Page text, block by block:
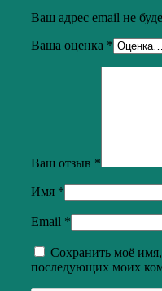
Ваш адрес email не
Ваша оценка *
Ваш отзыв *
Имя *
Email *
Сохранить моё имя,
последующих моих